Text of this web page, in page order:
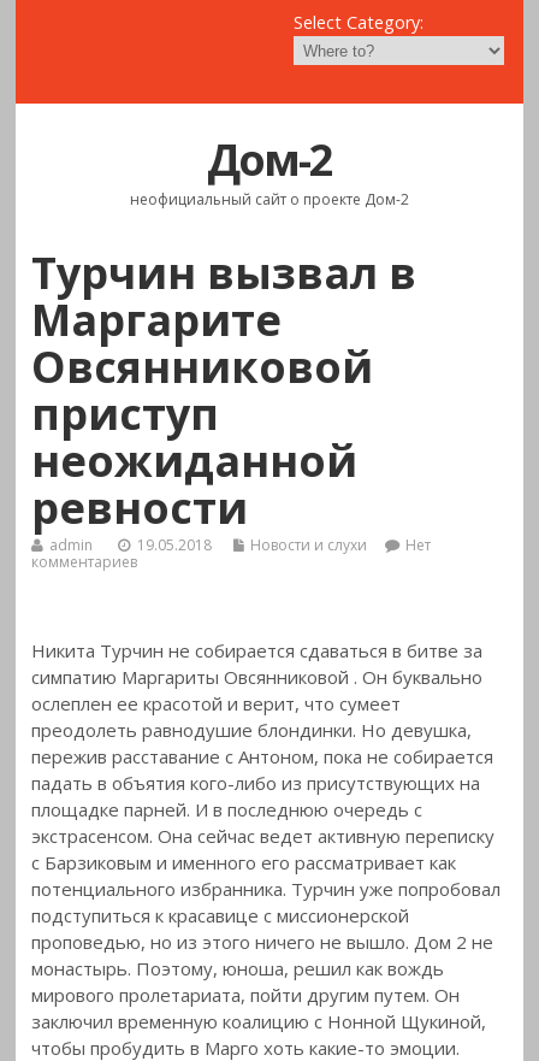
Select Category:
Дом-2
неофициальный сайт о проекте Дом-2
Турчин вызвал в
Маргарите
Овсянниковой
приступ
неожиданной
ревности
admin 19.05.2018 Новости и слухи
Нет
комментариев
Никита Турчин не собирается сдаваться в битве за
симпатию Маргариты Овсянниковой . Он буквально
ослеплен ее красотой и верит, что сумеет
преодолеть равнодушие блондинки. Но девушка,
пережив расставание с Антоном, пока не собирается
падать в объятия кого-либо из присутствующих на
площадке парней. И в последнюю очередь с
экстрасенсом. Она сейчас ведет активную переписку
с Барзиковым и именного его рассматривает как
потенциального избранника. Турчин уже попробовал
подступиться к красавице с миссионерской
проповедью, но из этого ничего не вышло. Дом 2 не
монастырь. Поэтому, юноша, решил как вождь
мирового пролетариата, пойти другим путем. Он
заключил временную коалицию с Нонной Щукиной,
чтобы пробудить в Марго хоть какие-то эмоции.